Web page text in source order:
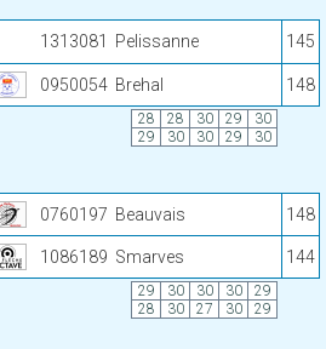
1313081 Pelissanne 145
0950054 Brehal 148
28 28 30 29
30
29
30 30 29 30
0760197 Beauvais 148
1086189 Smarves 144
29 30 30 30
29
28
30 27 30 29